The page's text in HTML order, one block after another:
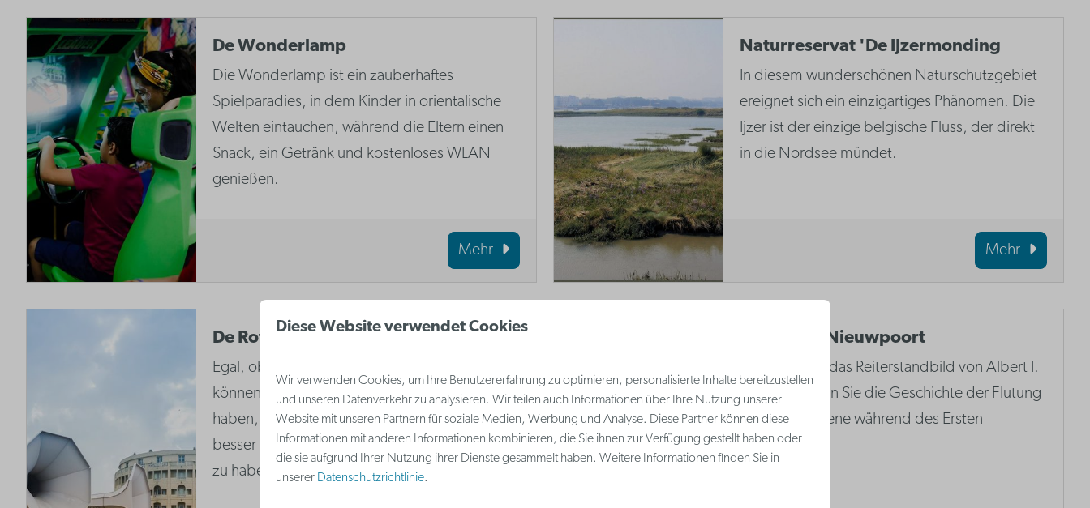
De Wonderlamp
Die Wonderlamp ist ein zauberhaftes
Spielparadies, in dem Kinder in orientalische
Welten eintauchen, während die Eltern einen
Snack, ein Getränk und kostenloses WLAN
genießen.
Mehr
Naturreservat 'De IJzermonding
In diesem wunderschönen Naturschutzgebiet
ereignet sich ein einzigartiges Phänomen. Die
Ijzer ist der einzige belgische Fluss, der direkt
in die Nordsee mündet.
Mehr
De Rotonde
Egal, ob Sie Architektur lieben oder nicht, Sie
können Westende einfach nicht besucht
haben, ohne das Grand Hôtel Belle Vue,
besser bekannt als 'De Rotonde', bewundert
zu haben.
Westfront Nieuwpoort
Besuchen Sie das Reiterstandbild von Albert I.
und entdecken Sie die Geschichte der Flutung
der Polderebene während des Ersten
Weltkriegs.
Diese Website verwendet Cookies
Wir verwenden Cookies, um Ihre Benutzererfahrung zu optimieren, personalisierte Inhalte bereitzustellen
und unseren Datenverkehr zu analysieren. Wir teilen auch Informationen über Ihre Nutzung unserer
Website mit unseren Partnern für soziale Medien, Werbung und Analyse. Diese Partner können diese
Informationen mit anderen Informationen kombinieren, die Sie ihnen zur Verfügung gestellt haben oder
die sie aufgrund Ihrer Nutzung ihrer Dienste gesammelt haben. Weitere Informationen finden Sie in
unserer Datenschutzrichtlinie.